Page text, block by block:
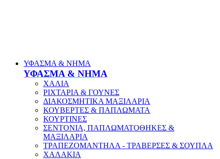
ΥΦΑΣΜΑ & ΝΗΜΑ
ΥΦΑΣΜΑ & ΝΗΜΑ
ΧΑΛΙΑ
ΡΙΧΤΑΡΙΑ & ΓΟΥΝΕΣ
ΔΙΑΚΟΣΜΗΤΙΚΑ ΜΑΞΙΛΑΡΙΑ
ΚΟΥΒΕΡΤΕΣ & ΠΑΠΛΩΜΑΤΑ
ΚΟΥΡΤΙΝΕΣ
ΣΕΝΤΟΝΙΑ, ΠΑΠΛΩΜΑΤΟΘΗΚΕΣ &
ΜΑΞΙΛΑΡΙΑ
ΤΡΑΠΕΖΟΜΑΝΤΗΛΑ - ΤΡΑΒΕΡΣΕΣ & ΣΟΥΠΛΑ
ΧΑΛΑΚΙΑ